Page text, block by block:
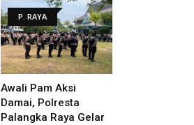
P. RAYA
Awali Pam Aksi
Damai, Polresta
Palangka Raya Gelar